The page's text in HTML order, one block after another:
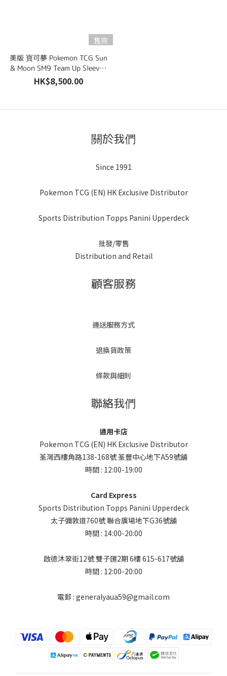
售完
美版 寶可夢 Pokemon TCG Sun
& Moon SM9 Team Up Sleeved
Booster Pack Set 一套四款
HK$8,500.00
關於我們
Since 1991
Pokemon TCG (EN) HK Exclusive Distributor
Sports Distribution Topps Panini Upperdeck
批發/零售
Distribution and Retail
顧客服務
運送服務方式
退換貨政策
條款與細則
聯絡我們
通用卡店
Pokemon TCG (EN) HK Exclusive Distributor
荃灣西樓角路138-168號 荃豐中心地下A59號舖
時間 : 12:00-19:00
Card Express
Sports Distribution Topps Panini Upperdeck
太子彌敦道760號 聯合廣場地下G36號舖
時間 : 14:00-20:00
啟德沐翠街12號 雙子匯2期 6樓 615-617號舖
時間 : 12:00-20:00
電郵 : generalyaua59@gmail.com